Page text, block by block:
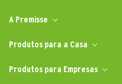
A Premisse
Produtos para a Casa
Produtos para Empresas